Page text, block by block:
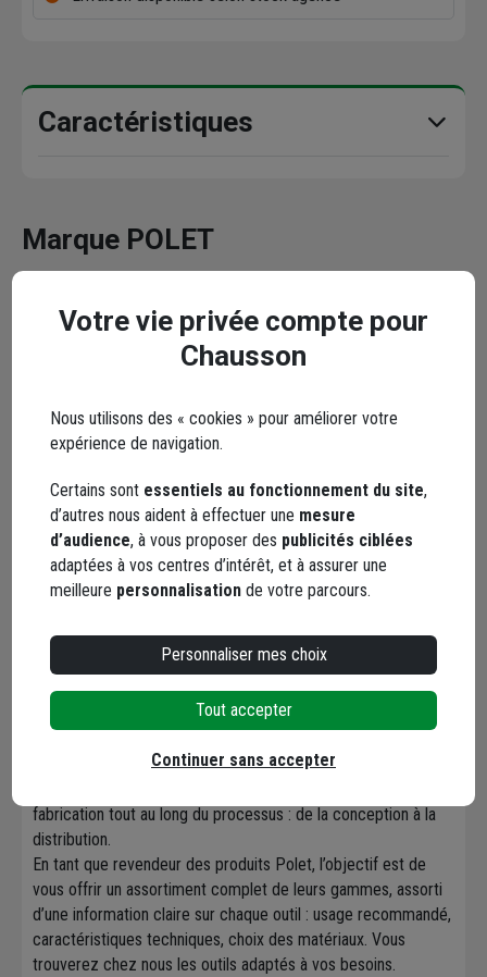
Caractéristiques
Marque POLET
ans dans la fabrication d’outillage destiné aux secteurs du
jardinage, de la construction et de l’industrie. Basée à
accessoires, et d’autres matériels d’usage manuel. Chaque
produit est pensé pour répondre à des exigences de
robustesse, de durabilité et d’ergonomie, afin d’assurer des
performances constantes dans des conditions d’usage
variées.
d’applications : outillage pour travaux lourds comme les
chantiers de construction, pour usages domestiques de
jardinage ainsi que pour des tâches industrielles spécialisées.
Les matériaux sont sélectionnés avec soin, les pièces
finitions réalisées pour garantir longévité et confort
fabrication tout au long du processus : de la conception à la
distribution.
En tant que revendeur des produits Polet, l’objectif est de
vous offrir un assortiment complet de leurs gammes, assorti
d’une information claire sur chaque outil : usage recommandé,
caractéristiques techniques, choix des matériaux. Vous
trouverez chez nous les outils adaptés à vos besoins.
Votre vie privée compte pour
Chausson
Nous utilisons des « cookies » pour améliorer votre
expérience de navigation.
Certains sont essentiels au fonctionnement du site,
d’autres nous aident à effectuer une mesure
d’audience, à vous proposer des publicités ciblées
adaptées à vos centres d’intérêt, et à assurer une
meilleure personnalisation de votre parcours.
Personnaliser mes choix
Tout accepter
Continuer sans accepter